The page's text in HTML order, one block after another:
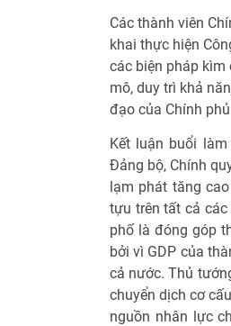
Các thành viên
khai thực hiện
các biện pháp
mô, duy trì khả
đạo của Chính
Kết luận buổi
Đảng bộ, Chính
lạm phát tăng
tựu trên tất cả
phố là đóng góp
bởi vì GDP của
cả nước. Thủ
chuyển dịch cơ
nguồn nhân lực